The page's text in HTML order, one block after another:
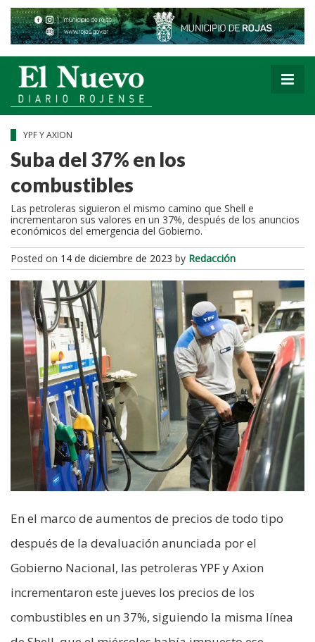
YPF Y AXION
Suba del 37% en los
combustibles
Las petroleras siguieron el mismo camino que Shell e
incrementaron sus valores en un 37%, después de los anuncios
económicos del emergencia del Gobierno.
Posted on 14 de diciembre de 2023 by Redacción
En el marco de aumentos de precios de todo tipo
después de la devaluación anunciada por el
Gobierno Nacional, las petroleras YPF y Axion
incrementaron este jueves los precios de los
combustibles en un 37%, siguiendo la misma línea